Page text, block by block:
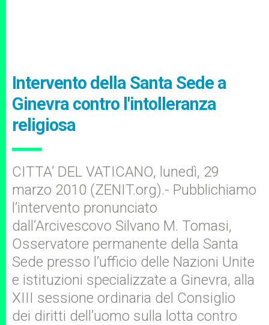
Intervento della Santa Sede a
Ginevra contro l'intolleranza
religiosa
CITTA’ DEL VATICANO, lunedì, 29
marzo 2010 (ZENIT.org).- Pubblichiamo
l’intervento pronunciato
dall’Arcivescovo Silvano M. Tomasi,
Osservatore permanente della Santa
Sede presso l’ufficio delle Nazioni Unite
e istituzioni specializzate a Ginevra, alla
XIII sessione ordinaria del Consiglio
dei diritti dell’uomo sulla lotta contro